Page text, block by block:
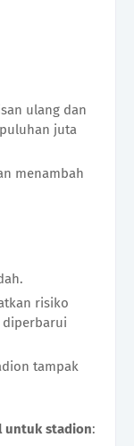
ulang dan
juta
menambah
risiko
diperbarui
tampak
untuk stadion: